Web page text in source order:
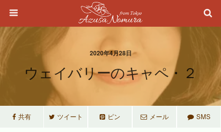
2020年4月28日
ウェイバリーのキャペ・２
共有 ツイート ピン メール SMS